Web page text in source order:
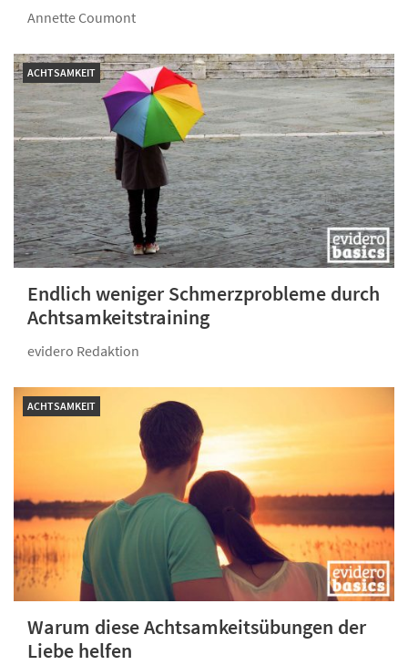
Annette Coumont
ACHTSAMKEIT
Endlich weniger Schmerzprobleme durch
Achtsamkeitstraining
evidero Redaktion
ACHTSAMKEIT
Warum diese Achtsamkeitsübungen der
Liebe helfen